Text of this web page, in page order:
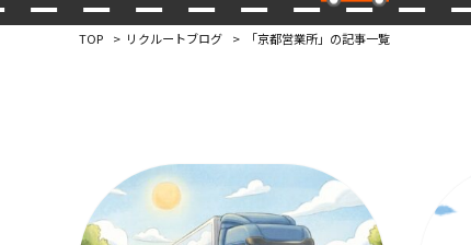
TOP リクルートブログ 「京都営業所」の記事一覧